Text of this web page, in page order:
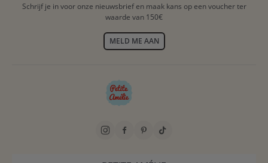
Schrijf je in voor onze nieuwsbrief en maak kans op een voucher ter
waarde van 150€
MELD ME AAN